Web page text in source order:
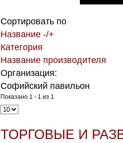
Сортировать по
Название -/+
Категория
Название производителя
Организация:
Софийский павильон
Показано 1 - 1 из 1
ТОРГОВЫЕ И